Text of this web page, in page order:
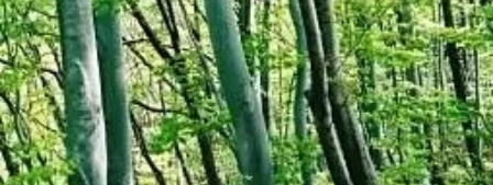
根室海峡
栃木県 林道 松崎町
東近江市
東秩父
活火山 浅草 東京都
物見山
白山書房
登山 男山 甲賀
由比
猿橋
猿投山 猪狩神社
猪狩山
猪の鼻ガ岳
狸山 物語山 物見岩
燕岳
浅間山
熊野古道 焚火 滝
滋賀県